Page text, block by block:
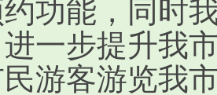
功能，同时
一步提升我
游客游览我